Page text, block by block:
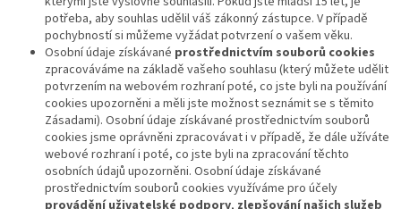
potřeba, aby souhlas udělil váš zákonný zástupce. V případě
pochybností si můžeme vyžádat potvrzení o vašem věku.
Osobní údaje získávané prostřednictvím souborů cookies
zpracováváme na základě vašeho souhlasu (který můžete udělit
potvrzením na webovém rozhraní poté, co jste byli na používání
cookies upozorněni a měli jste možnost seznámit se s těmito
Zásadami). Osobní údaje získávané prostřednictvím souborů
cookies jsme oprávněni zpracovávat i v případě, že dále užíváte
webové rozhraní i poté, co jste byli na zpracování těchto
osobních údajů upozorněni. Osobní údaje získávané
prostřednictvím souborů cookies využíváme pro účely
provádění uživatelské podpory, zlepšování našich služeb